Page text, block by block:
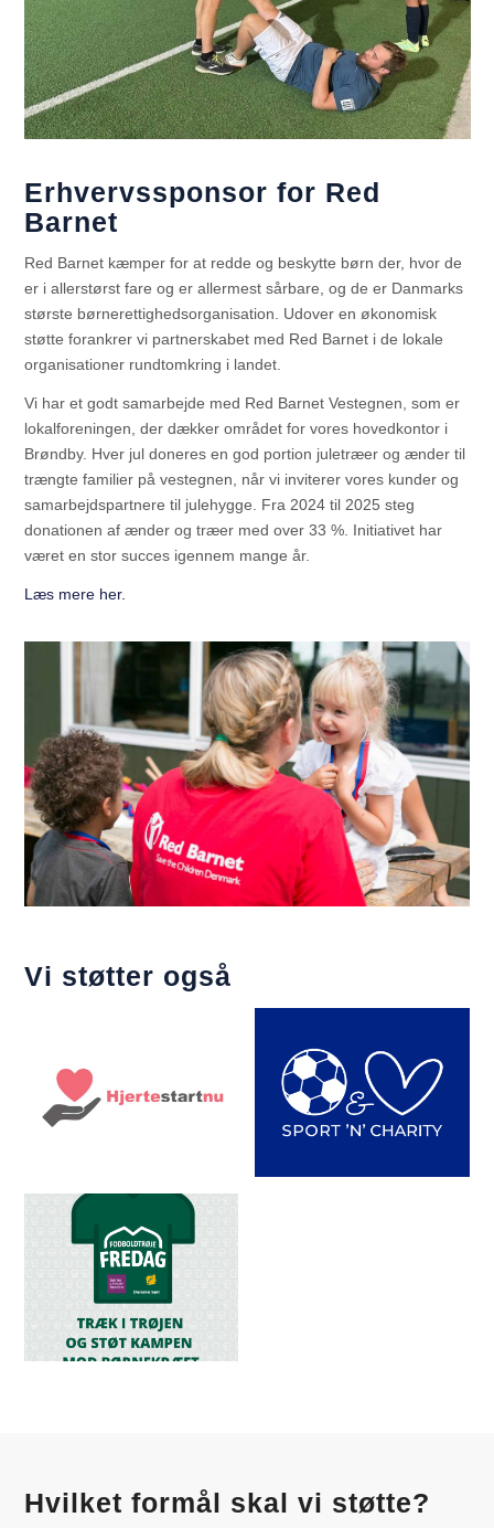
Erhvervssponsor for Red
Barnet
Red Barnet kæmper for at redde og beskytte børn der, hvor de
er i allerstørst fare og er allermest sårbare, og de er Danmarks
største børnerettighedsorganisation. Udover en økonomisk
støtte forankrer vi partnerskabet med Red Barnet i de lokale
organisationer rundtomkring i landet.
Vi har et godt samarbejde med Red Barnet Vestegnen, som er
lokalforeningen, der dækker området for vores hovedkontor i
Brøndby. Hver jul doneres en god portion juletræer og ænder til
trængte familier på vestegnen, når vi inviterer vores kunder og
samarbejdspartnere til julehygge. Fra 2024 til 2025 steg
donationen af ænder og træer med over 33 %. Initiativet har
været en stor succes igennem mange år.
Læs mere her.
Vi støtter også
Hvilket formål skal vi støtte?